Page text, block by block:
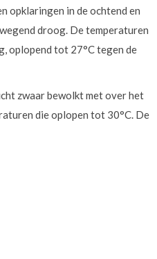
opklaringen in de ochtend en
droog. De temperaturen
oplopend tot 27°C tegen de
zwaar bewolkt met over het
die oplopen tot 30°C. De